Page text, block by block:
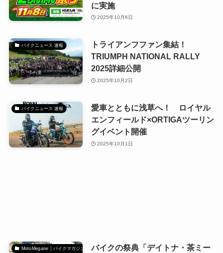
に実施
2025年10月6日
バイクニュース 速報
トライアンフファン集結！
TRIUMPH NATIONAL RALLY
2025詳細公開
2025年10月2日
バイクニュース 速報
愛車とともに浅草へ！ ロイヤル
エンフィールド×ORTIGAツーリン
グイベント開催
2025年10月1日
MotoMegane｜バイクマガジン バイクの祭典「デイトナ・茶ミー